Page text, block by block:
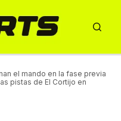
el mando en la fase previa
pistas de El Cortijo en